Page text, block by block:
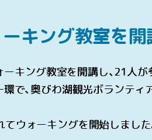
キング教室を
ーキング教室を開講し、21人が
で、奥びわ湖観光ボランティ
ウォーキングを開始しました